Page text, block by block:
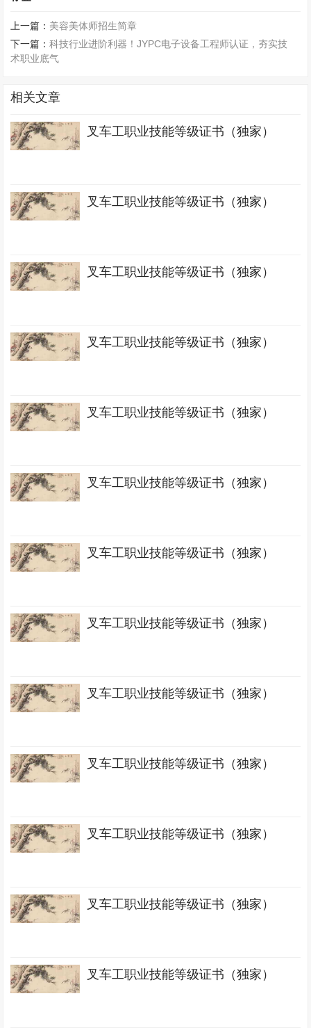
上一篇： 美容美体师招生简章
下一篇：科技行业进阶利器！JYPC电子设备工程师认证，夯实技
术职业底气
相关文章
叉车工职业技能等级证书（独家）
叉车工职业技能等级证书（独家）
叉车工职业技能等级证书（独家）
叉车工职业技能等级证书（独家）
叉车工职业技能等级证书（独家）
叉车工职业技能等级证书（独家）
叉车工职业技能等级证书（独家）
叉车工职业技能等级证书（独家）
叉车工职业技能等级证书（独家）
叉车工职业技能等级证书（独家）
叉车工职业技能等级证书（独家）
叉车工职业技能等级证书（独家）
叉车工职业技能等级证书（独家）